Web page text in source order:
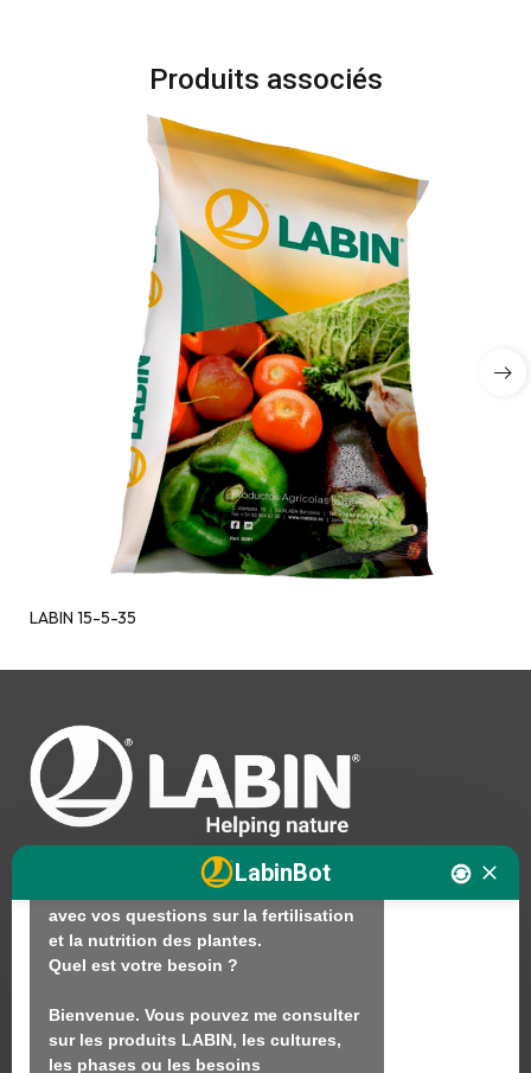
Produits associés
LABIN 15-5-35
Nous
Durabilité
LabinBot
Bonjour. Je suis LABINbot, l'assistant
technique en nutrition végétale de
LABIN.
En quoi puis-je vous aider ?
Bonjour. Je suis là pour vous aider
avec vos questions sur la fertilisation
et la nutrition des plantes.
Quel est votre besoin ?
Bienvenue. Vous pouvez me consulter
sur les produits LABIN, les cultures,
les phases ou les besoins